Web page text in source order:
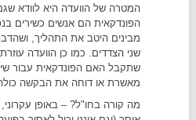
המטרה של הוועדה היא לוודא
הפונדקאית הם אנשים כשירים
מבינים היטב את התהליך,
שני הצדדים. כמו כן הוועדה
שתקבל האם הפונדקאית עבור
מאשרת או דוחה את הבקשה
מה קורה בחו"ל? – באופן